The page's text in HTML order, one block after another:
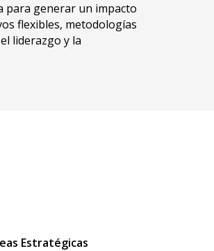
para generar un impacto
flexibles, metodologías
liderazgo y la
Estratégicas